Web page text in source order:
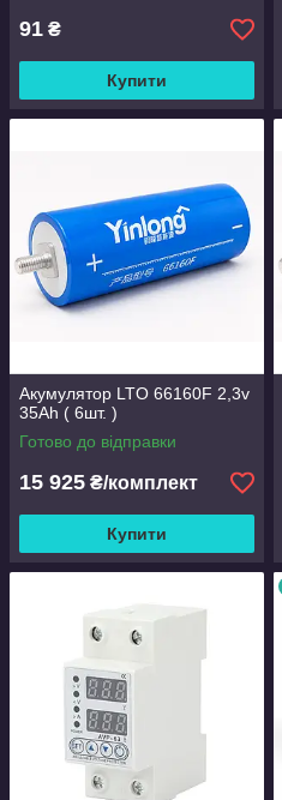
91 ₴
Купити
Акумулятор LTO 66160F 2,3v
35Ah ( 6шт. )
Готово до відправки
15 925 ₴/комплект
Купити